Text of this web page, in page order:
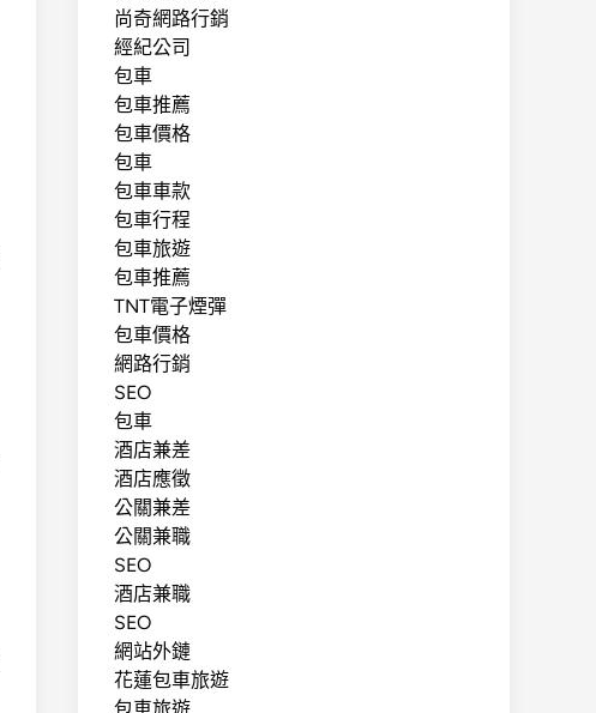
尚奇網路行銷
經紀公司
包車
包車推薦
包車價格
包車
包車車款
包車行程
包車旅遊
包車推薦
TNT電子煙彈
包車價格
網路行銷
SEO
包車
酒店兼差
酒店應徵
公關兼差
公關兼職
SEO
酒店兼職
SEO
網站外鏈
花蓮包車旅遊
包車旅遊